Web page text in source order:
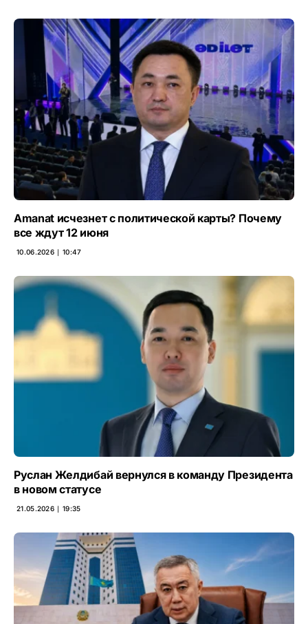
Amanat исчезнет с политической карты? Почему
все ждут 12 июня
10.06.2026 ∣ 10:47
Руслан Желдибай вернулся в команду Президента
в новом статусе
21.05.2026 ∣ 19:35